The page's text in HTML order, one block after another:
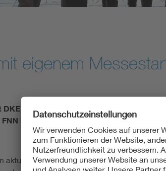
Regelsetzung
eigenem
und dem VDE Prüfinstitut an Europas
hat sich mit zahlreichen
aktuellen Stand sowie weitere Arbeiten